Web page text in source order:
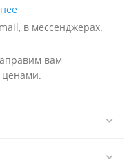
в мессенджерах.
вам
ценами.